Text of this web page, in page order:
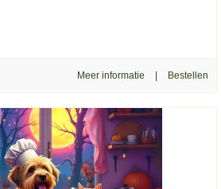
Meer informatie